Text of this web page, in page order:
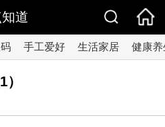
道
手工爱好 生活家居 健康养